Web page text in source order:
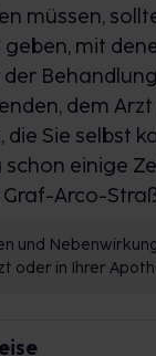
müssen,
mit
dem
die Sie selbst
einige
Graf-Arco-
und
oder in Ihrer